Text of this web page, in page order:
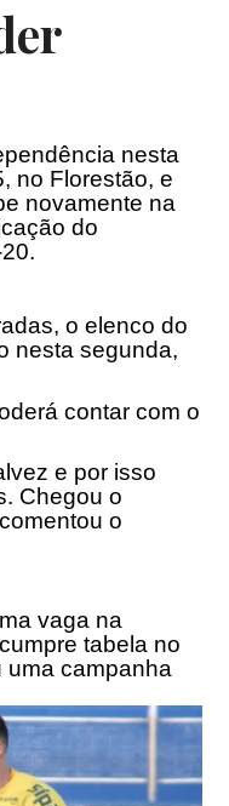
nesta
, no Florestão, e
novamente na
do
o elenco do
nesta segunda,
contar com o
e por isso
Chegou o
o
vaga na
tabela no
uma campanha